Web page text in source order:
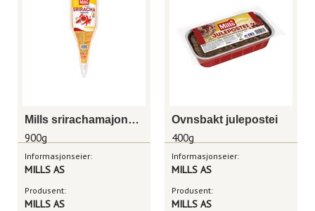
Mills srirachamajones 900g
900g
Informasjonseier:
MILLS AS
Produsent:
MILLS AS
Ovnsbakt julepostei
400g
Informasjonseier:
MILLS AS
Produsent:
MILLS AS